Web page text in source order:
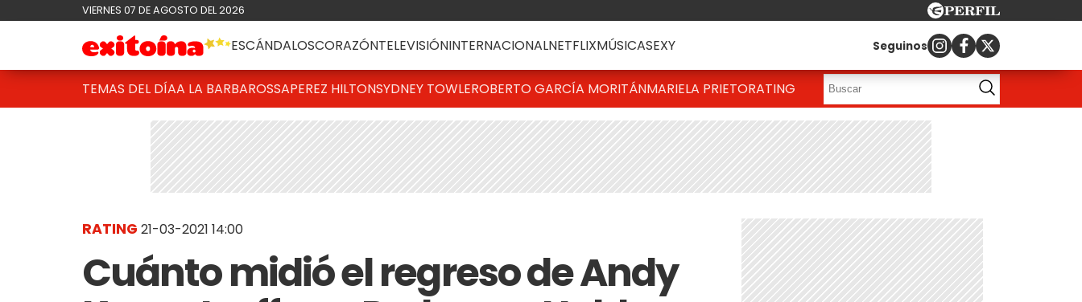
VIERNES 07 DE AGOSTO DEL 2026
ESCÁNDALOSCORAZÓNTELEVISIÓNINTERNACIONALNETFLIXMÚSICASEXY Seguinos
TEMAS DEL DÍAA LA BARBAROSSAPEREZ HILTONSYDNEY TOWLEROBERTO GARCÍA MORITÁNMARIELA PRIETORATING
RATING 21-03-2021 14:00
Cuánto midió el regreso de Andy